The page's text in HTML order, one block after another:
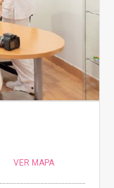
VER MAPA